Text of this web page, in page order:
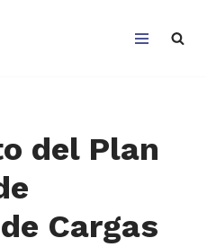
del Plan
Cargas